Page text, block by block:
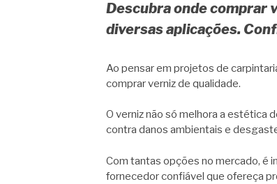
Descubra onde comprar
diversas aplicações.
Ao pensar em projetos de
comprar verniz de qualidade.
O verniz não só melhora a estética
contra danos ambientais e
Com tantas opções no mercado, é
fornecedor confiável que ofereça